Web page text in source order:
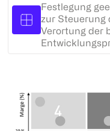
Festlegung
zur Steuerung
Verortung der